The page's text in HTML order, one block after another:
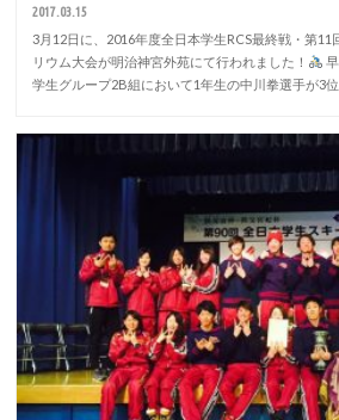
2017.03.15
3月12日に、2016年度全日本学生RCS最終戦・第11
リウム大会が明治神宮外苑にて行われました！
学生グループ2B組において1年生の中川拳選手が3位